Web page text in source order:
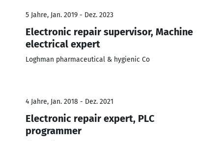
5 Jahre, Jan. 2019 - Dez. 2023
Electronic repair supervisor, Machine
electrical expert
Loghman pharmaceutical & hygienic Co
4 Jahre, Jan. 2018 - Dez. 2021
Electronic repair expert, PLC
programmer